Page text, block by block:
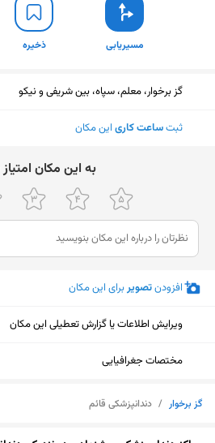
مسیریابی ذخیره
گز برخوار، معلم، سپاه، بین شریفی و نیکو
ثبتساعت کاری این مکان
ﺑﻪ اﯾﻦ ﻣﮑﺎن
افزودنتصویربرای این مکان
ویرایش اطلاعات یا گزارش تعطیلی این مکان
مختصات جغرافیایی
گز برخوار / دندانپزشکی قائم